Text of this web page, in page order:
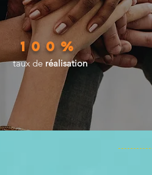
100%
taux de réalisation